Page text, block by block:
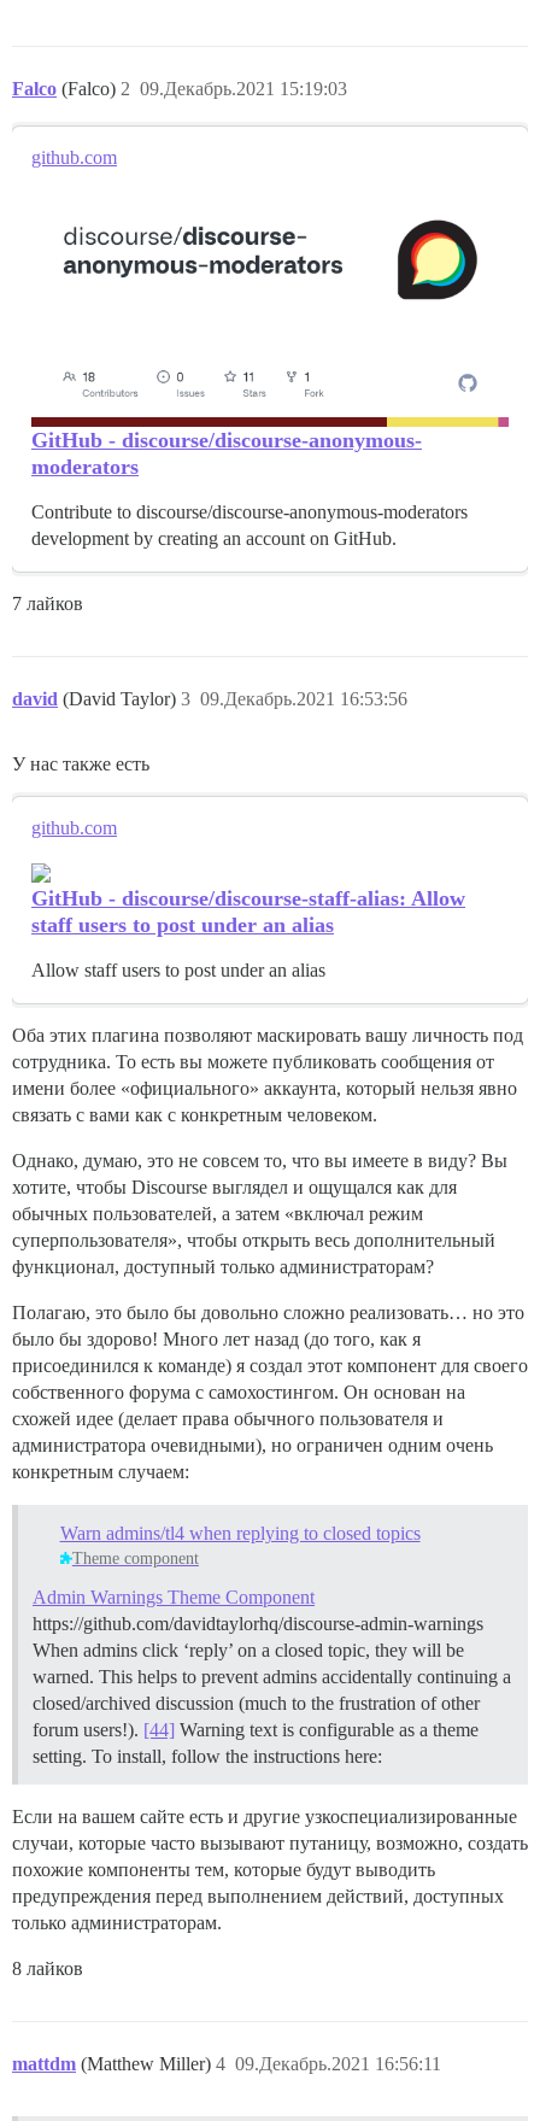
Falco (Falco) 09.Декабрь.2021 15:19:03
2
github.com
GitHub - discourse/discourse-anonymous-
moderators
Contribute to discourse/discourse-anonymous-moderators
development by creating an account on GitHub.
7 лайков
david (David Taylor) 09.Декабрь.2021 16:53:56
3
У нас также есть
github.com
GitHub - discourse/discourse-staff-alias: Allow
staff users to post under an alias
Allow staff users to post under an alias
Оба этих плагина позволяют маскировать вашу личность под
сотрудника. То есть вы можете публиковать сообщения от
имени более «официального» аккаунта, который нельзя явно
связать с вами как с конкретным человеком.
Однако, думаю, это не совсем то, что вы имеете в виду? Вы
хотите, чтобы Discourse выглядел и ощущался как для
обычных пользователей, а затем «включал режим
суперпользователя», чтобы открыть весь дополнительный
функционал, доступный только администраторам?
Полагаю, это было бы довольно сложно реализовать… но это
было бы здорово! Много лет назад (до того, как я
присоединился к команде) я создал этот компонент для своего
собственного форума с самохостингом. Он основан на
схожей идее (делает права обычного пользователя и
администратора очевидными), но ограничен одним очень
конкретным случаем:
Warn admins/tl4 when replying to closed topics
Theme component
Admin Warnings Theme Component
https://github.com/davidtaylorhq/discourse-admin-warnings
When admins click ‘reply’ on a closed topic, they will be
warned. This helps to prevent admins accidentally continuing a
closed/archived discussion (much to the frustration of other
forum users!). [44] Warning text is configurable as a theme
setting. To install, follow the instructions here:
Если на вашем сайте есть и другие узкоспециализированные
случаи, которые часто вызывают путаницу, возможно, создать
похожие компоненты тем, которые будут выводить
предупреждения перед выполнением действий, доступных
только администраторам.
8 лайков
mattdm (Matthew Miller) 09.Декабрь.2021 16:56:11
4